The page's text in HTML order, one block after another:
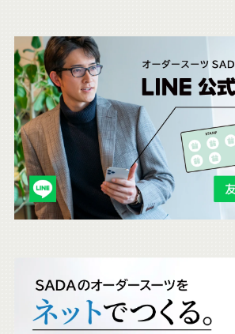
こ
ち
ら
も
チ
ェ